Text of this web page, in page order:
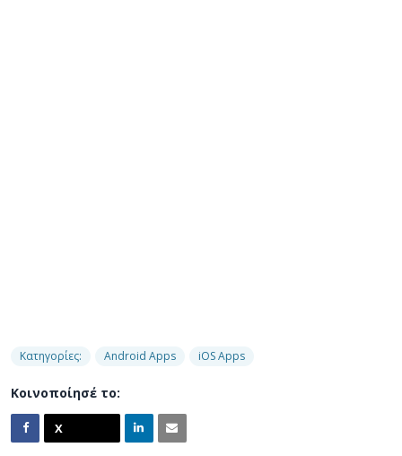
Κατηγορίες: Android Apps iOS Apps
Κοινοποίησέ το: